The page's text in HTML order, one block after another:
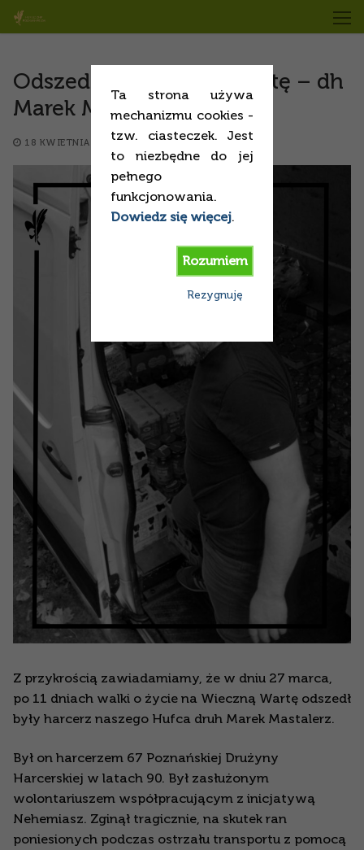
Ta strona używa
mechanizmu cookies -
tzw. ciasteczek. Jest
to niezbędne do jej
pełnego
funkcjonowania.
Dowiedz się więcej.
Rozumiem
Rezygnuję
Przejdź
do
Odszedł na Wieczną Wartę – dh
Marek Mastalerz
18 KWIETNIA 2023 SPRAWY BIEŻĄCE
Z przykrością zawiadamiamy, że w dniu 27 marca,
po 11 dniach walki o życie na Wieczną Wartę odszedł
były harcerz naszego Hufca druh Marek Mastalerz.
Był on harcerzem 67 Poznańskiej Drużyny
Harcerskiej w latach 90. Był zasłużonym
wolontariuszem współpracującym z inicjatywą
Nehemiasz. Zginął tragicznie, na skutek ran
poniesionych podczas ostrzału transportu z pomocą